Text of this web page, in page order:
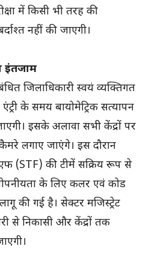
में किसी भी तरह की
नहीं की जाएगी।
इंतजाम
जिलाधिकारी स्वयं व्यक्तिगत
के समय बायोमेट्रिक सत्यापन
इसके अलावा सभी केंद्रों पर
कैमरे लगाए जाएंगे। इस दौरान
(STF) की टीमें सक्रिय रूप से
गोपनीयता के लिए कलर एवं कोड
की गई है। सेक्टर मजिस्ट्रेट
से निकासी और केंद्रों तक